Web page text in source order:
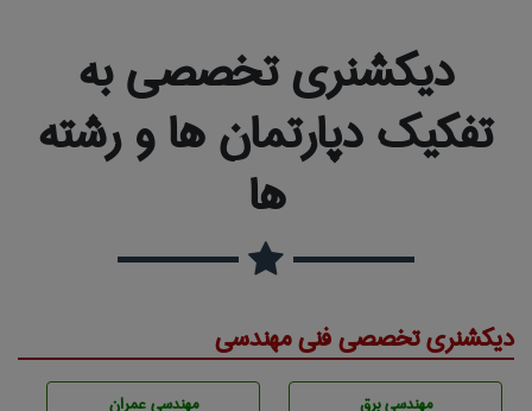
دیکشنری تخصصی به
تفکیک دپارتمان ها و رشته
ها
دیکشنری تخصصی فنی مهندسی
مهندسی برق مهندسی عمران